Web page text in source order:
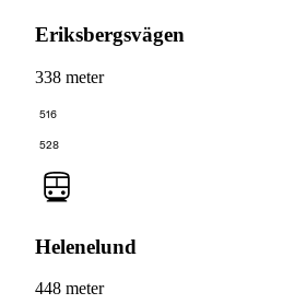
Eriksbergsvägen
338 meter
516
528
Helenelund
448 meter